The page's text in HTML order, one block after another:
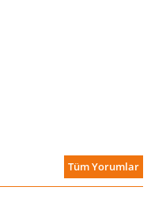
Tüm Yorumlar